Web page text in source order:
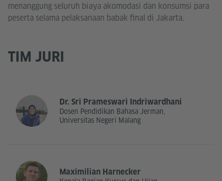
menanggung seluruh biaya akomodasi dan konsumsi para
peserta selama pelaksanaan babak final di Jakarta.
TIM JURI
Dr. Sri Prameswari Indriwardhani
Dosen Pendidikan Bahasa Jerman,
Universitas Negeri Malang
Maximilian Harnecker